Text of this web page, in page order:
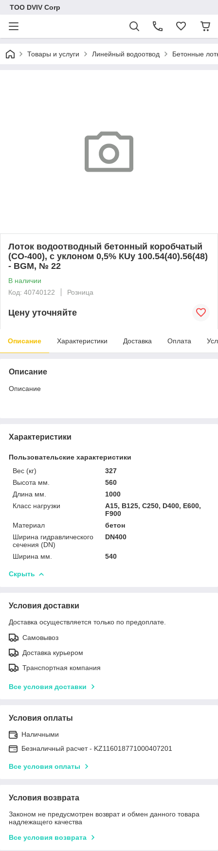
ТОО DVIV Corp
Товары и услуги Линейный водоотвод Бетонные
Лоток водоотводный бетонный коробчатый
(СО-400), с уклоном 0,5% КUу 100.54(40).56(48)
- BGМ, № 22
В наличии
Код: 40740122
Розница
Цену уточняйте
Описание Характеристики Доставка Оплата
Описание
Описание
Характеристики
Пользовательские характеристики
Вес (кг)
327
Высота мм.
560
Длина мм.
1000
Класс нагрузки
A15, B125, C250, D400, E600,
F900
Материал
бетон
Ширина гидравлического
сечения (DN)
DN400
Ширина мм. 540
Скрыть
Условия доставки
Доставка осуществляется только по предоплате.
Самовывоз
Доставка курьером
Транспортная компания
Все условия доставки
Условия оплаты
Наличными
Безналичный расчет - KZ116018771000407201
Все условия оплаты
Условия возврата
Законом не предусмотрен возврат и обмен данного товара
надлежащего качества
Все условия возврата